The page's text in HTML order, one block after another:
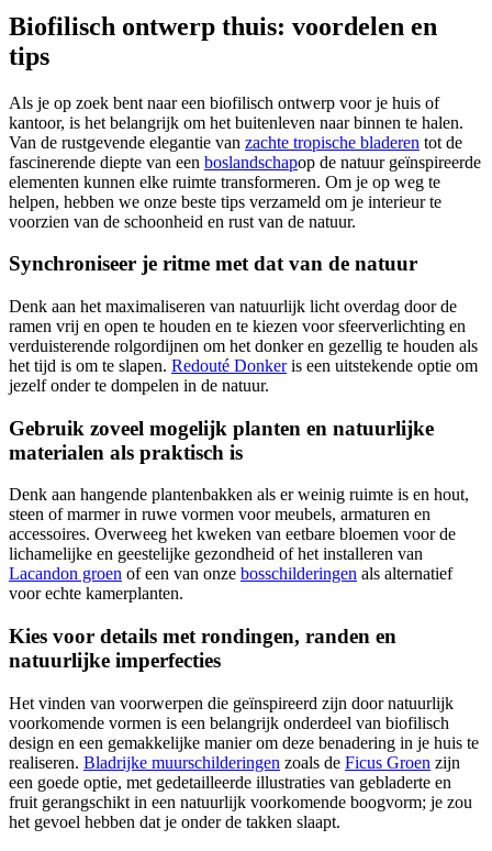
Biofilisch ontwerp thuis: voordelen en
tips
Als je op zoek bent naar een biofilisch ontwerp voor je huis of
kantoor, is het belangrijk om het buitenleven naar binnen te halen.
Van de rustgevende elegantie van zachte tropische bladeren tot de
fascinerende diepte van een boslandschapop de natuur geïnspireerde
elementen kunnen elke ruimte transformeren. Om je op weg te
helpen, hebben we onze beste tips verzameld om je interieur te
voorzien van de schoonheid en rust van de natuur.
Synchroniseer je ritme met dat van de natuur
Denk aan het maximaliseren van natuurlijk licht overdag door de
ramen vrij en open te houden en te kiezen voor sfeerverlichting en
verduisterende rolgordijnen om het donker en gezellig te houden als
het tijd is om te slapen. Redouté Donkeris een uitstekende optie om
jezelf onder te dompelen in de natuur.
Gebruik zoveel mogelijk planten en natuurlijke
materialen als praktisch is
Denk aan hangende plantenbakken als er weinig ruimte is en hout,
steen of marmer in ruwe vormen voor meubels, armaturen en
accessoires. Overweeg het kweken van eetbare bloemen voor de
lichamelijke en geestelijke gezondheid of het installeren van
Lacandon groen of een van onze bosschilderingen als alternatief
voor echte kamerplanten.
Kies voor details met rondingen, randen en
natuurlijke imperfecties
Het vinden van voorwerpen die geïnspireerd zijn door natuurlijk
voorkomende vormen is een belangrijk onderdeel van biofilisch
design en een gemakkelijke manier om deze benadering in je huis te
realiseren. Bladrijke muurschilderingen zoals de Ficus Groen zijn
een goede optie, met gedetailleerde illustraties van gebladerte en
fruit gerangschikt in een natuurlijk voorkomende boogvorm; je zou
het gevoel hebben dat je onder de takken slaapt.